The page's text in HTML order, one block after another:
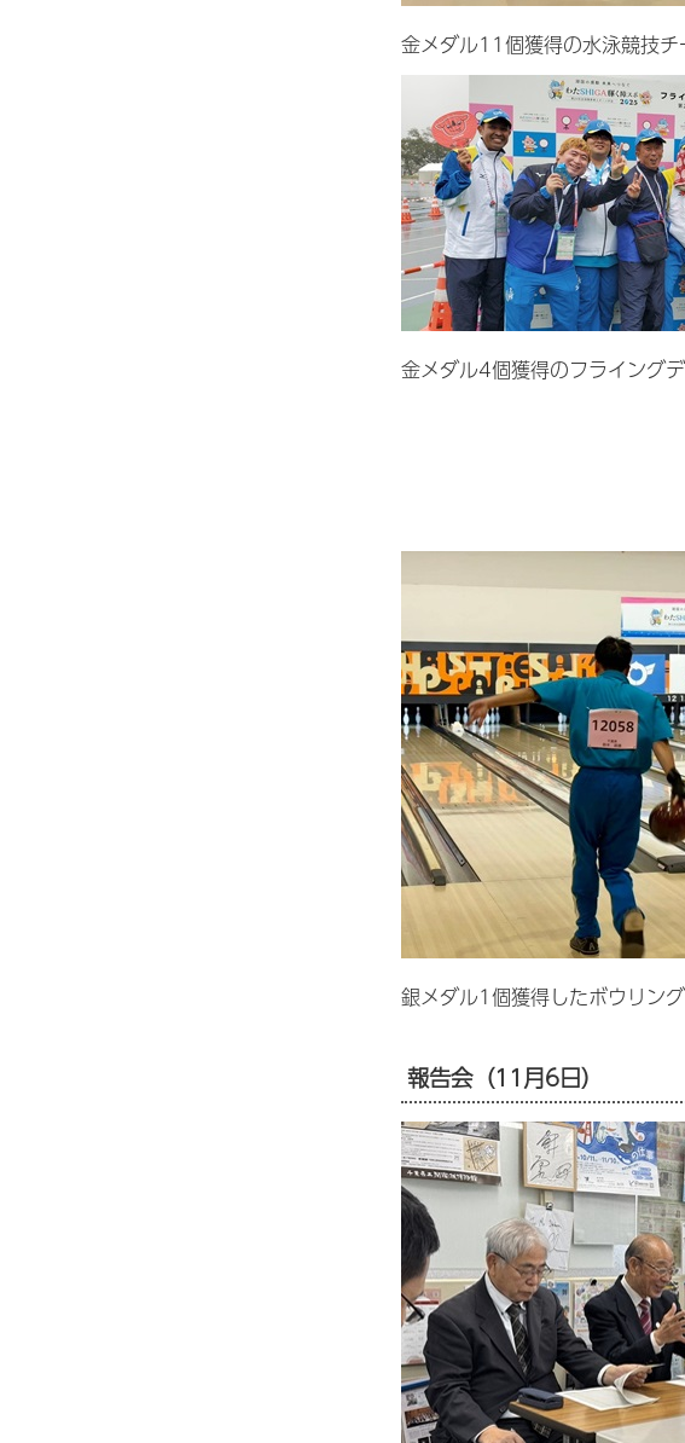
金メダル11個獲得の水泳競技チ
金メダル4個獲得のフライング
銀メダル1個獲得したボウリング
報告会（11月6日）